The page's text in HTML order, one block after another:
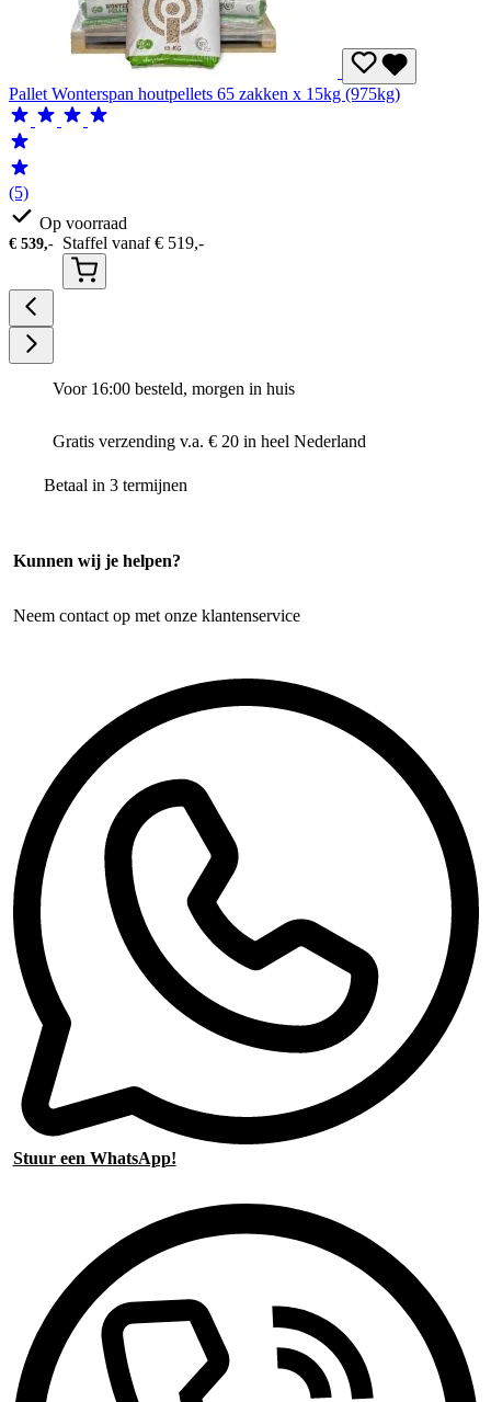
Pallet Wonterspan houtpellets 65 zakken x 15kg (975kg)
(5)
Op voorraad
€ 539,- Staffel vanaf€ 519,-
Voor 16:00 besteld, morgen in huis
Gratis verzending v.a. € 20 in heel Nederland
Betaal in 3 termijnen
Kunnen wij je helpen?
Neem contact op met onze klantenservice
Stuur een WhatsApp!